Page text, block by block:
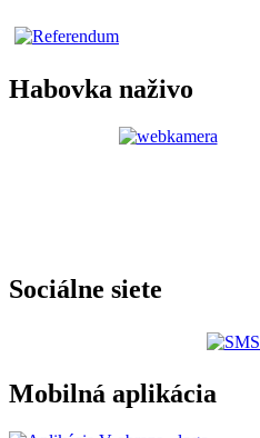
Habovka naživo
Sociálne siete
Mobilná aplikácia